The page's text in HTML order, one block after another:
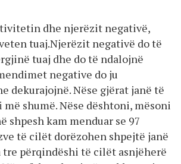
dhe njerëzit negativë,
tuaj.Njerëzit negativë do të
tuaj dhe do të ndalojnë
negative do ju
dekurajojnë. Nëse gjërat janë të
shumë. Nëse dështoni, mësoni
shpesh kam menduar se 97
të cilët dorëzohen shpejtë janë
tre përqindëshi të cilët asnjëherë